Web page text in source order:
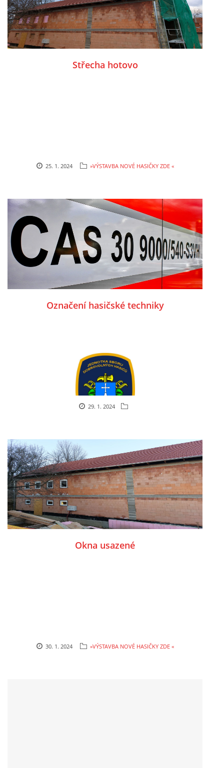
Střecha hotovo
25. 1. 2024 »VÝSTAVBA NOVÉ HASIČKY ZDE «
Označení hasičské techniky
29. 1. 2024
Okna usazené
30. 1. 2024 »VÝSTAVBA NOVÉ HASIČKY ZDE «